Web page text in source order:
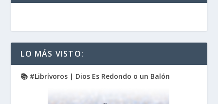
LO MÁS VISTO:
📚 #Librívoros | Dios Es Redondo o un Balón